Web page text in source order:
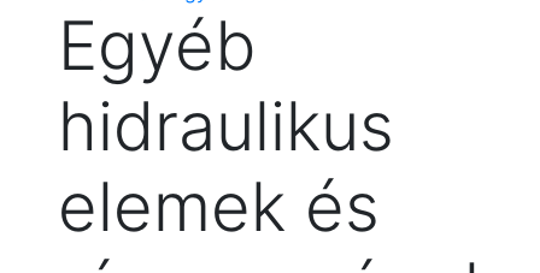
Egyéb
hidraulikus
elemek és